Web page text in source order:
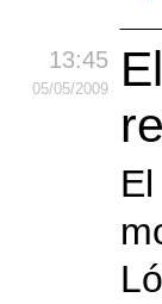
13:45
05/05/2009